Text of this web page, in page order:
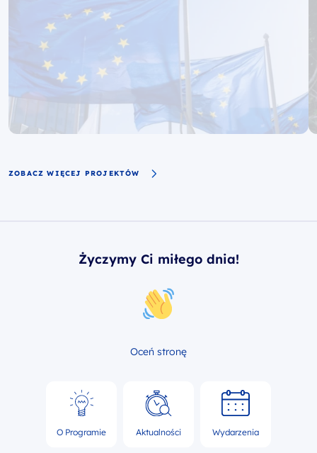
ZOBACZ WIĘCEJ PROJEKTÓW
Życzymy Ci miłego dnia!
Oceń stronę
O Programie Aktualności Wydarzenia